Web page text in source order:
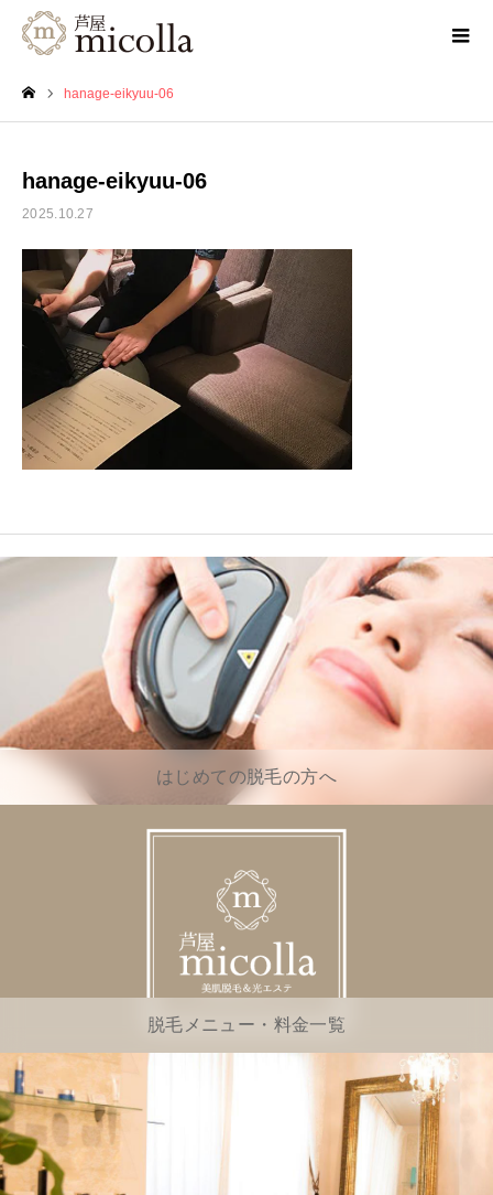
hanage-eikyuu-06
hanage-eikyuu-06
2025.10.27
はじめての脱毛の方へ
脱毛メニュー・料金一覧